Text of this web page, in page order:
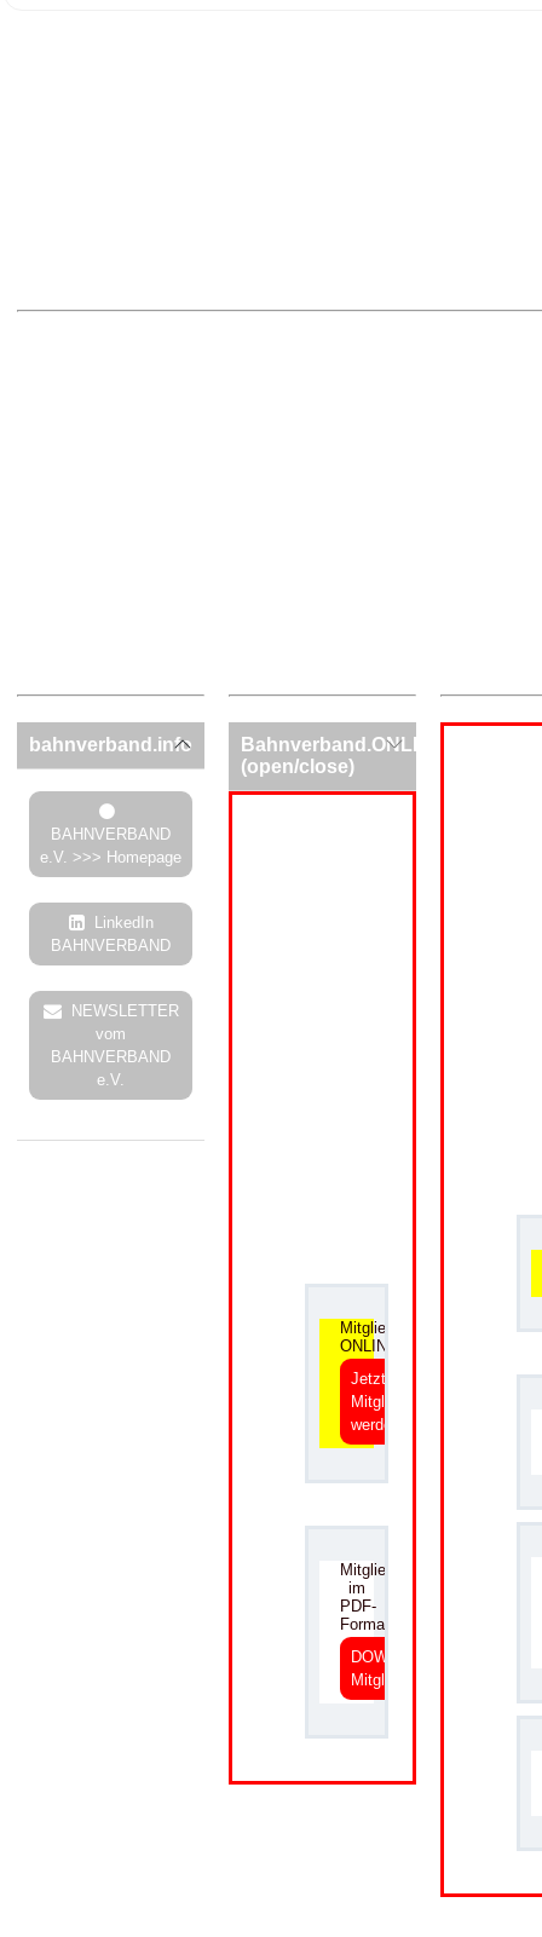
bahnverband.info
BAHNVERBAND
e.V. >>> Homepage
LinkedIn
BAHNVERBAND
NEWSLETTER
vom
BAHNVERBAND
e.V.
Bahnverband.ONLINE
(open/close)
Mitgliedsantrag
ONLINE
Jetzt
Mitglied
werden
Mitgliedsantrag
im
PDF-
Format
DOWNLOAD
Mitgliedsantrag